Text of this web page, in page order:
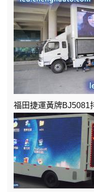
福田捷運黃牌BJ5081